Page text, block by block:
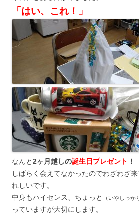
「はい、これ！」
なんと2ヶ月越しの誕生日プレゼント ！
しばらく会えてなかったのでわざわざ
れしいです。
中身もハイセンス、ちょっと
（いやしっか
っていますが大切にします。